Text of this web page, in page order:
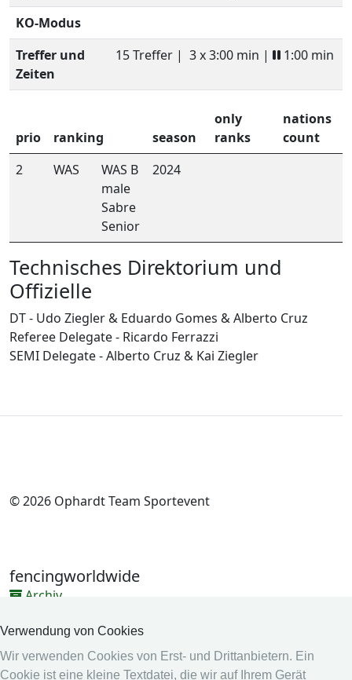
Verwendung von Cookies
Wir verwenden Cookies von Erst- und Drittanbietern. Ein
Cookie ist eine kleine Textdatei, die wir auf Ihrem Gerät
KO-Modus
Treffer und
Zeiten
15 Treffer | 3 x 3:00 min | 1:00 min
prio ranking season
only
ranks
nations
count
2
WAS
WAS B
male
Sabre
Senior
2024
Technisches Direktorium und
Offizielle
DT - Udo Ziegler & Eduardo Gomes & Alberto Cruz
Referee Delegate - Ricardo Ferrazzi
SEMI Delegate - Alberto Cruz & Kai Ziegler
© 2026 Ophardt Team Sportevent
fencingworldwide
Archiv